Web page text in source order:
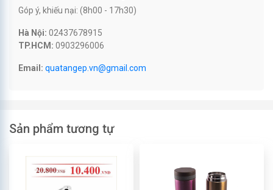
Góp ý, khiếu nại: (8h00 - 17h30)
Hà Nội: 02437678915
TP.HCM: 0903296006
Email: quatangep.vn@gmail.com
Sản phẩm tương tự